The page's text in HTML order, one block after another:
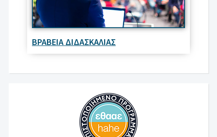
ΒΡΑΒΕΙΑ ΔΙΔΑΣΚΑΛΙΑΣ